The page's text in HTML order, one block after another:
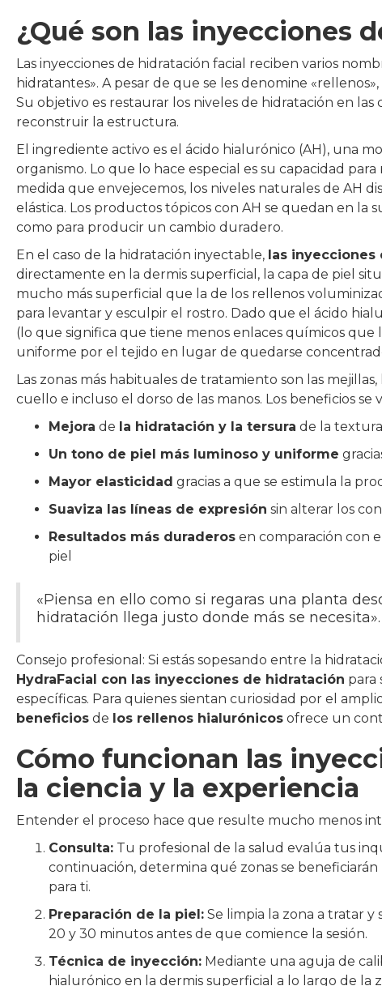
¿Qué son las inyecciones
Las inyecciones de hidratación facial reciben varios
hidratantes». A pesar de que se les denomine
Su objetivo es restaurar los niveles de hidratación en
reconstruir la estructura.
El ingrediente activo es el ácido hialurónico (AH), una
organismo. Lo que lo hace especial es su capacidad
medida que envejecemos, los niveles naturales de AH
elástica. Los productos tópicos con AH se quedan en
como para producir un cambio duradero.
En el caso de la hidratación inyectable, las
directamente en la dermis superficial, la capa de piel
mucho más superficial que la de los rellenos
para levantar y esculpir el rostro. Dado que el ácido
(lo que significa que tiene menos enlaces químicos
uniforme por el tejido en lugar de quedarse
Las zonas más habituales de tratamiento son las
cuello e incluso el dorso de las manos. Los beneficios
Mejora de la hidratación y la tersura de la
Un tono de piel más luminoso y uniforme
Mayor elasticidad gracias a que se estimula la
Suaviza las líneas de expresión sin alterar los
Resultados más duraderos en comparación con
piel
«Piensa en ello como si regaras una planta
hidratación llega justo donde más se necesita».
Consejo profesional: Si estás sopesando entre la
HydraFacial con las inyecciones de hidratación para
específicas. Para quienes sientan curiosidad por el
beneficios de los rellenos hialurónicos ofrece un
Cómo funcionan las
la ciencia y la experiencia
Entender el proceso hace que resulte mucho menos
Consulta: Tu profesional de la salud evalúa tus
continuación, determina qué zonas se
para ti.
Preparación de la piel: Se limpia la zona a tratar
20 y 30 minutos antes de que comience la sesión.
Técnica de inyección: Mediante una aguja de
hialurónico en la dermis superficial a lo largo de la